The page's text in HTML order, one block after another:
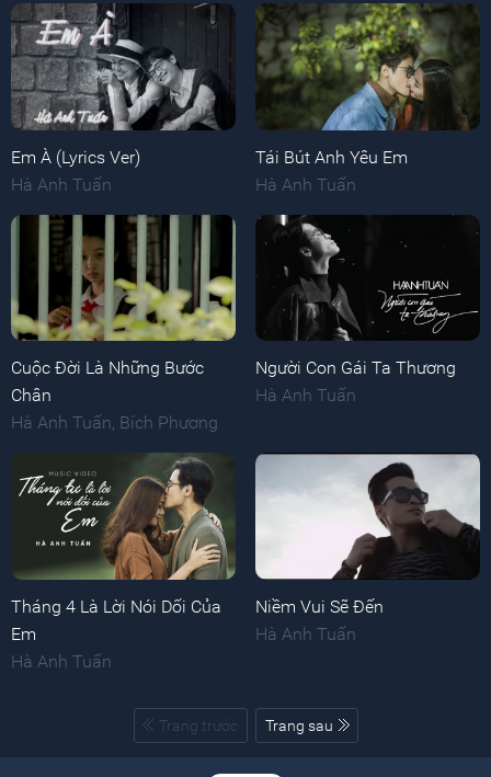
Em À (Lyrics Ver)
Hà Anh Tuấn
Tái Bút Anh Yêu Em
Hà Anh Tuấn
Cuộc Đời Là Những Bước
Chân
Hà Anh Tuấn, Bích Phương
Người Con Gái Ta Thương
Hà Anh Tuấn
Tháng 4 Là Lời Nói Dối Của
Em
Hà Anh Tuấn
Niềm Vui Sẽ Đến
Hà Anh Tuấn
Trang trước Trang sau